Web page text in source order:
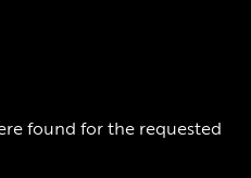
found for the requested